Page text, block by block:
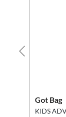
Got Bag
KIDS